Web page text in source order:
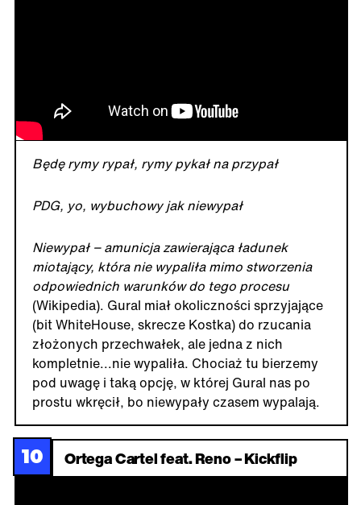
Będę rymy rypał, rymy pykał na przypał
PDG, yo, wybuchowy jak niewypał
Niewypał − amunicja zawierająca ładunek
miotający, która nie wypaliła mimo stworzenia
odpowiednich warunków do tego procesu
(Wikipedia). Gural miał okoliczności sprzyjające
(bit WhiteHouse, skrecze Kostka) do rzucania
złożonych przechwałek, ale jedna z nich
kompletnie...nie wypaliła. Chociaż tu bierzemy
pod uwagę i taką opcję, w której Gural nas po
prostu wkręcił, bo niewypały czasem wypalają.
10 Ortega Cartel feat. Reno – Kickflip